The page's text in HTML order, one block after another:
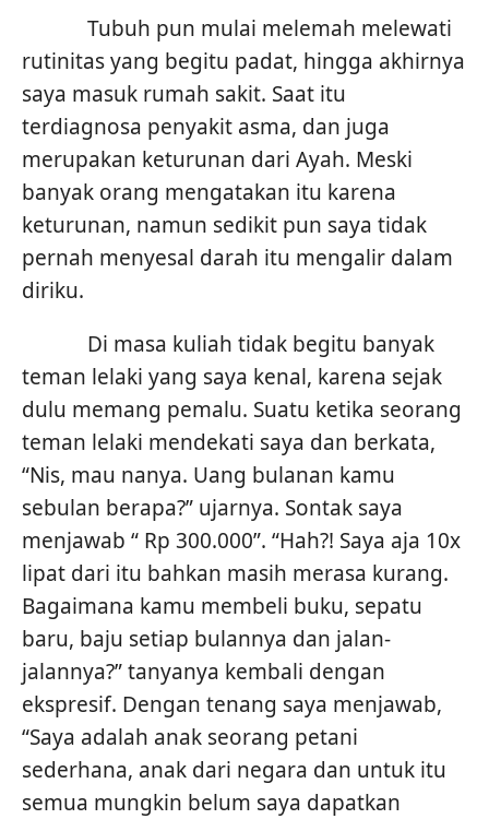
Tubuh pun mulai melemah melewati
rutinitas yang begitu padat, hingga akhirnya
saya masuk rumah sakit. Saat itu
terdiagnosa penyakit asma, dan juga
merupakan keturunan dari Ayah. Meski
banyak orang mengatakan itu karena
keturunan, namun sedikit pun saya tidak
pernah menyesal darah itu mengalir dalam
diriku.
Di masa kuliah tidak begitu banyak
teman lelaki yang saya kenal, karena sejak
dulu memang pemalu. Suatu ketika seorang
teman lelaki mendekati saya dan berkata,
“Nis, mau nanya. Uang bulanan kamu
sebulan berapa?” ujarnya. Sontak saya
menjawab “ Rp 300.000”. “Hah?! Saya aja 10x
lipat dari itu bahkan masih merasa kurang.
Bagaimana kamu membeli buku, sepatu
baru, baju setiap bulannya dan jalan-
jalannya?” tanyanya kembali dengan
ekspresif. Dengan tenang saya menjawab,
“Saya adalah anak seorang petani
sederhana, anak dari negara dan untuk itu
semua mungkin belum saya dapatkan